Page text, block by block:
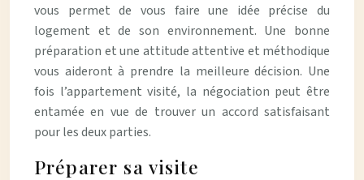
vous permet de vous faire une idée précise du
logement et de son environnement. Une bonne
préparation et une attitude attentive et méthodique
vous aideront à prendre la meilleure décision. Une
fois l’appartement visité, la négociation peut être
entamée en vue de trouver un accord satisfaisant
pour les deux parties.
Préparer sa visite